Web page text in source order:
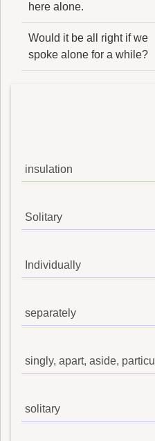
here alone.
Would it be all right if we
spoke alone for a while?
insulation
Solitary
Individually
separately
singly, apart, aside,
solitary